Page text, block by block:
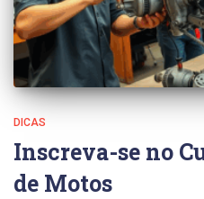
DICAS
Inscreva-se no
de Motos